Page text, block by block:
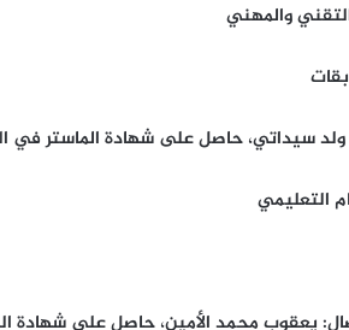
والمهني
ولد سيداتي، حاصل على شهادة الماستر في
التعليمي
يعقوب محمد الأمين، حاصل على شهادة